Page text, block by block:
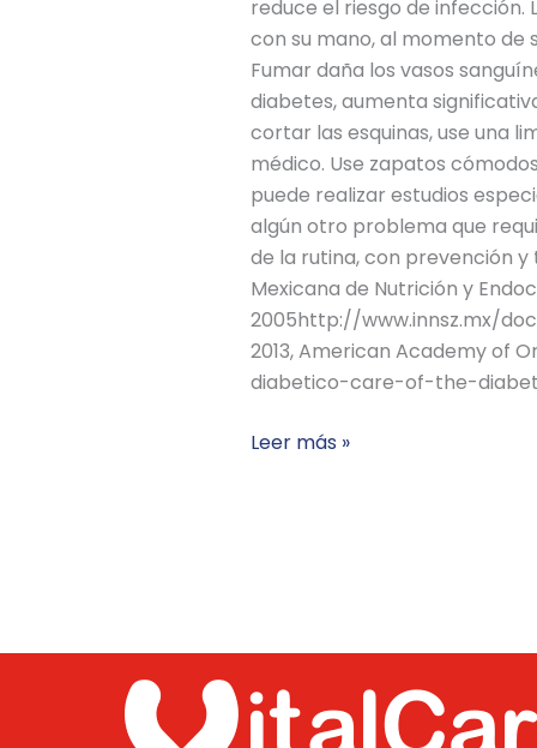
reduce el riesgo de infección.
con su mano, al momento de
Fumar daña los vasos
diabetes, aumenta
cortar las esquinas, use una
médico. Use zapatos
puede realizar estudios
algún otro problema que
de la rutina, con prevención
Mexicana de Nutrición y
2005http://www.innsz.mx/
2013, American Academy
diabetico-care-of-the-
Leer más »